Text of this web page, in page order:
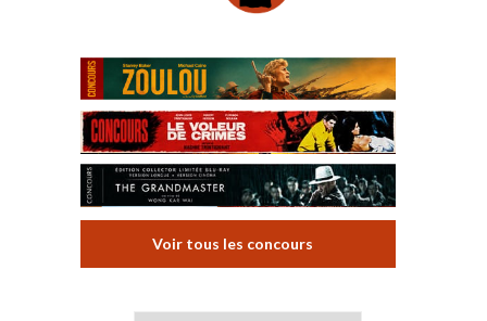
Voir tous les concours